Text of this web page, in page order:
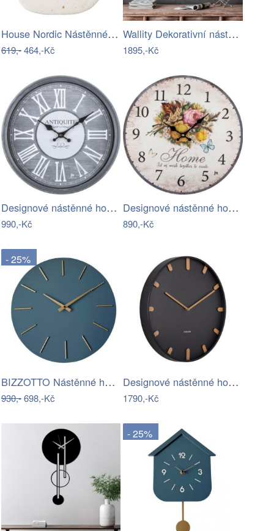
House Nordic Nástěnné hodiny LINZ bílé
619,-464,-Kč
Wallity Dekorativní nástěnné hodiny…
1895,-Kč
Designové nástěnné hodiny L00887TG…
990,-Kč
Designové nástěnné hodiny 21567 Lowell…
890,-Kč
- 25%
BIZZOTTO Nástěnné hodiny TIMELINE modré…
930,-698,-Kč
Designové nástěnné hodiny 5942BK…
1790,-Kč
- 25%